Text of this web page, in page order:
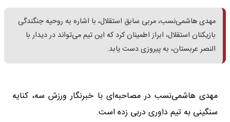
مهدی هاشمی‌نسب، مربی سابق استقلال، با اشاره به روحیه جنگندگی
بازیکنان استقلال، ابراز اطمینان کرد که این تیم می‌تواند در دیدار با
النصر عربستان، به پیروزی دست یابد.
مهدی هاشمی‌نسب در مصاحبه‌ای با خبرنگار ورزش سه، کنایه
سنگینی به تیم داوری دربی زده است.